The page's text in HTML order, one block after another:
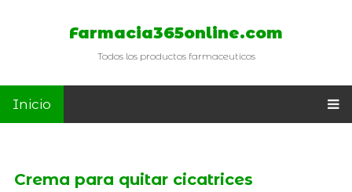
Farmacia365online.com
Todos los productos farmaceuticos
Inicio
Crema para quitar cicatrices